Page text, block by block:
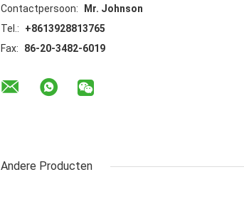
Contactpersoon:
Mr. Johnson
Tel.:
+8613928813765
Fax:
86-20-3482-6019
Andere Producten